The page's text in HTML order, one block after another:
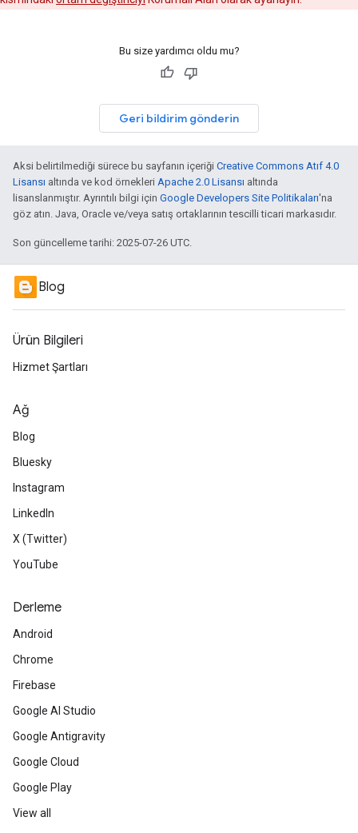
Bu size yardımcı oldu mu?
Geri bildirim gönderin
Aksi belirtilmediği sürece bu sayfanın içeriği Creative Commons Atıf 4.0
Lisansı altında ve kod örnekleri Apache 2.0 Lisansı altında
lisanslanmıştır. Ayrıntılı bilgi için Google Developers Site Politikaları'na
göz atın. Java, Oracle ve/veya satış ortaklarının tescilli ticari markasıdır.
Son güncelleme tarihi: 2025-07-26 UTC.
Blog
Ürün Bilgileri
Hizmet Şartları
Ağ
Blog
Bluesky
Instagram
LinkedIn
X (Twitter)
YouTube
Derleme
Android
Chrome
Firebase
Google AI Studio
Google Antigravity
Google Cloud
Google Play
View all